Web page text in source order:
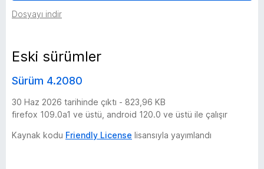
O
p
e
n
-
Dosyayı indir
Eski sürümler
Sürüm 4.2080
30 Haz 2026 tarihinde çıktı - 823,96 KB
firefox 109.0a1 ve üstü, android 120.0 ve üstü ile çalışır
Kaynak kodu Friendly License lisansıyla yayımlandı